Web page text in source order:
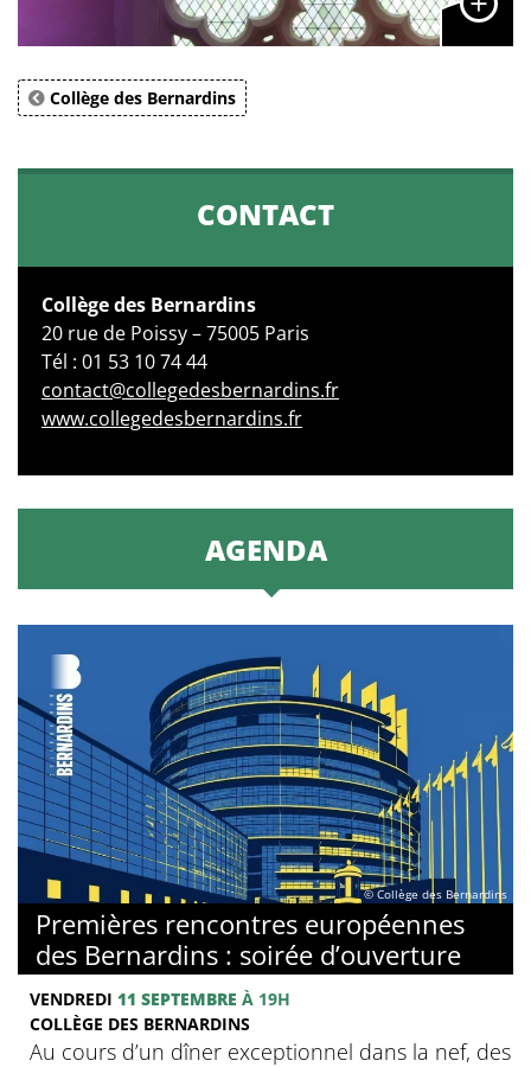
Collège des Bernardins
CONTACT
Collège des Bernardins
20 rue de Poissy – 75005 Paris
Tél : 01 53 10 74 44
contact@collegedesbernardins.fr
www.collegedesbernardins.fr
AGENDA
© Collège des Bernardins
Premières rencontres européennes
des Bernardins : soirée d’ouverture
VENDREDI 11 SEPTEMBRE À 19H
COLLÈGE DES BERNARDINS
Au cours d’un dîner exceptionnel dans la nef, des